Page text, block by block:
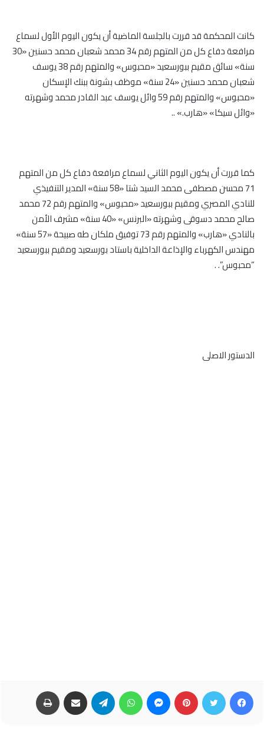
كانت المحكمة قد قررت بالجلسة الماضية أن يكون اليوم الأول لسماع
مرافعة دفاع كل من المتهم رقم 34 محمد شعبان محمد حسنين «30
سنة» سائق مقيم ببورسعيد «محبوس» والمتهم رقم 38 يوسف
شعبان محمد حسنين «24 سنة» موظف بشونة ببنك الإسكان
«محبوس» والمتهم رقم 59 وائل يوسف عبد القادر محمد وشهرته
«وائل سيكا» «هارب.» ..
كما قررت أن يكون اليوم الثاني لسماع مرافعة دفاع كل من المتهم
71 محسن مصطفى محمد السيد شتا «58 سنة» المدير التنفيذي
للنادي المصري ومقيم ببورسعيد «محبوس» والمتهم رقم 72 محمد
صالح محمد دسوقى وشهرته «البرنس» «40 سنة» مشرف الأمن
بالنادي «هارب» والمتهم رقم 73 توفيق ملكان طه صبيحة «57 سنة»
مهندس الكهرباء والإذاعة الداخلية باستاد بورسعيد ومقيم ببورسعيد
“محبوس”. .
الدستور الاصلى
فيسبوك تويتر بينتيريست ماسنجر واتساب تيلقرام مشاركة عبر البريد